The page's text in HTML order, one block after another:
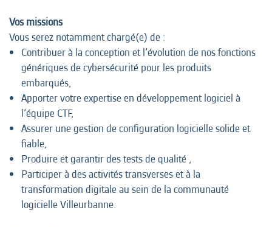
Vos missions
Vous serez notamment chargé(e) de :
Contribuer à la conception et l’évolution de nos fonctions
génériques de cybersécurité pour les produits
embarqués,
Apporter votre expertise en développement logiciel à
l’équipe CTF,
Assurer une gestion de configuration logicielle solide et
fiable,
Produire et garantir des tests de qualité ,
Participer à des activités transverses et à la
transformation digitale au sein de la communauté
logicielle Villeurbanne.